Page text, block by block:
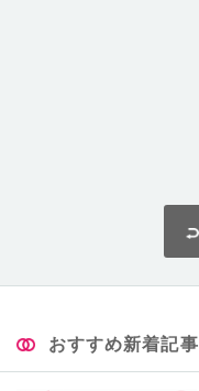
おすすめ新着記事